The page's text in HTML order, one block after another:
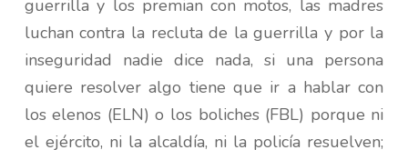
guerrilla y los premian con motos, las madres
luchan contra la recluta de la guerrilla y por la
inseguridad nadie dice nada, si una persona
quiere resolver algo tiene que ir a hablar con
los elenos (ELN) o los boliches (FBL) porque ni
el ejército, ni la alcaldía, ni la policía resuelven;